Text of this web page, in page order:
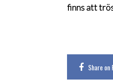
finns att
Shareon